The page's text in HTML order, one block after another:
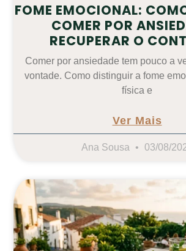
FOME EMOCIONAL:
COMER POR
RECUPERAR O
Comer por ansiedade tem pouco a
vontade. Como distinguir a fome
física e
Ver Mais
Ana Sousa 03/08/